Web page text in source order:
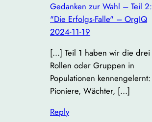
Gedanken zur Wahl – Teil 2:
"Die Erfolgs-Falle" – OrgIQ
2024-11-19
[…] Teil 1 haben wir die drei
Rollen oder Gruppen in
Populationen kennengelernt:
Pioniere, Wächter, […]
Reply